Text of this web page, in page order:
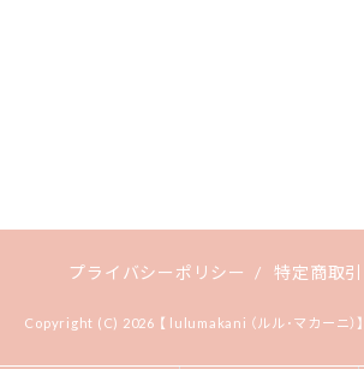
プライバシーポリシー / 特定商取
Copyright (C) 2026 【 lulumakani （ルル･マカーニ